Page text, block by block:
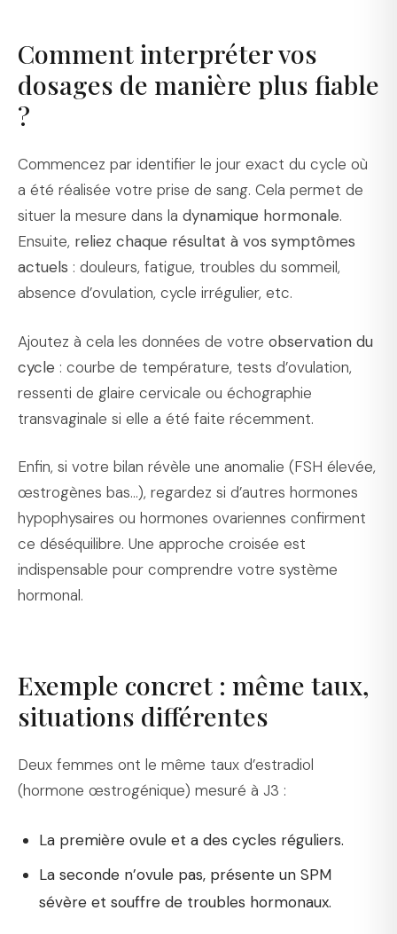
Comment interpréter vos
dosages de manière plus fiable
?
Commencez par identifier le jour exact du cycle où
a été réalisée votre prise de sang. Cela permet de
situer la mesure dans la dynamique hormonale.
Ensuite, reliez chaque résultat à vos symptômes
actuels : douleurs, fatigue, troubles du sommeil,
absence d’ovulation, cycle irrégulier, etc.
Ajoutez à cela les données de votre observation du
cycle : courbe de température, tests d’ovulation,
ressenti de glaire cervicale ou échographie
transvaginale si elle a été faite récemment.
Enfin, si votre bilan révèle une anomalie (FSH élevée,
œstrogènes bas…), regardez si d’autres hormones
hypophysaires ou hormones ovariennes confirment
ce déséquilibre. Une approche croisée est
indispensable pour comprendre votre système
hormonal.
Exemple concret : même taux,
situations différentes
Deux femmes ont le même taux d’estradiol
(hormone œstrogénique) mesuré à J3 :
La première ovule et a des cycles réguliers.
La seconde n’ovule pas, présente un SPM
sévère et souffre de troubles hormonaux.